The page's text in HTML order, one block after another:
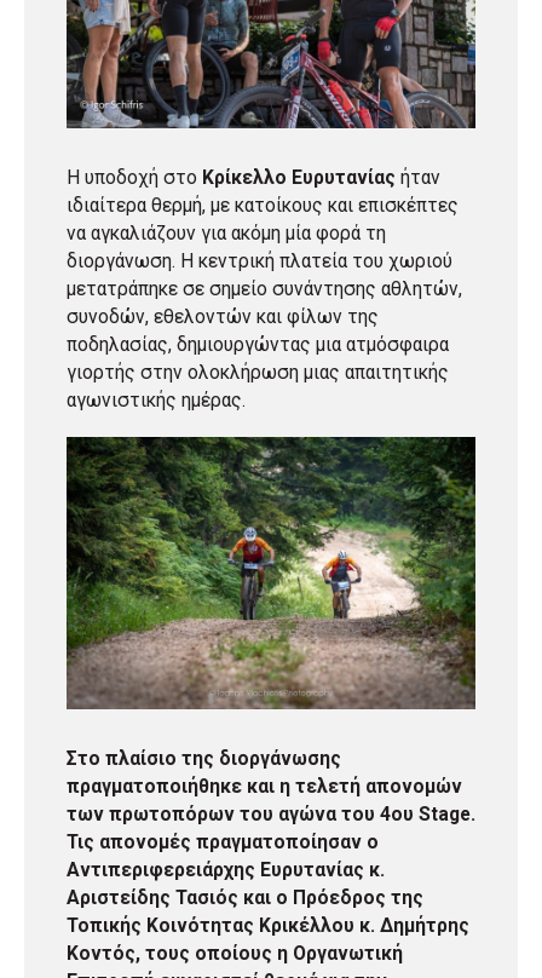
Η υποδοχή στο Κρίκελλο Ευρυτανίας ήταν
ιδιαίτερα θερμή, με κατοίκους και επισκέπτες
να αγκαλιάζουν για ακόμη μία φορά τη
διοργάνωση. Η κεντρική πλατεία του χωριού
μετατράπηκε σε σημείο συνάντησης αθλητών,
συνοδών, εθελοντών και φίλων της
ποδηλασίας, δημιουργώντας μια ατμόσφαιρα
γιορτής στην ολοκλήρωση μιας απαιτητικής
αγωνιστικής ημέρας.
Στο πλαίσιο της διοργάνωσης
πραγματοποιήθηκε και η τελετή απονομών
των πρωτοπόρων του αγώνα του 4ου Stage.
Τις απονομές πραγματοποίησαν ο
Αντιπεριφερειάρχης Ευρυτανίας κ.
Αριστείδης Τασιός και ο Πρόεδρος της
Τοπικής Κοινότητας Κρικέλλου κ. Δημήτρης
Κοντός, τους οποίους η Οργανωτική